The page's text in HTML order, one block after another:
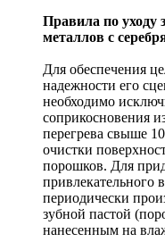
Правила по уходу
металлов с
Для обеспечения
надежности его
необходимо
соприкосновения
перегрева свыше
очистки
порошков. Для
привлекательного
периодически
зубной пастой
нанесенным на